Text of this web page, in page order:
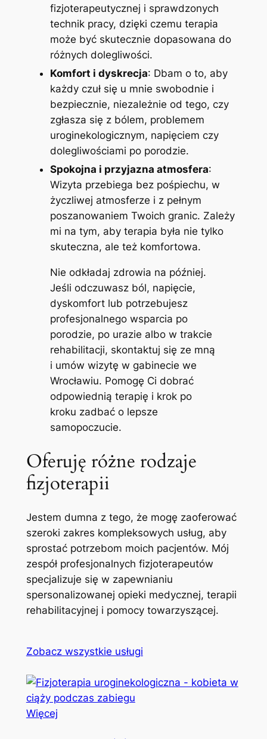
fizjoterapeutycznej i sprawdzonych
technik pracy, dzięki czemu terapia
może być skutecznie dopasowana do
różnych dolegliwości.
Komfort i dyskrecja: Dbam o to, aby
każdy czuł się u mnie swobodnie i
bezpiecznie, niezależnie od tego, czy
zgłasza się z bólem, problemem
uroginekologicznym, napięciem czy
dolegliwościami po porodzie.
Spokojna i przyjazna atmosfera:
Wizyta przebiega bez pośpiechu, w
życzliwej atmosferze i z pełnym
poszanowaniem Twoich granic. Zależy
mi na tym, aby terapia była nie tylko
skuteczna, ale też komfortowa.
Nie odkładaj zdrowia na później.
Jeśli odczuwasz ból, napięcie,
dyskomfort lub potrzebujesz
profesjonalnego wsparcia po
porodzie, po urazie albo w trakcie
rehabilitacji, skontaktuj się ze mną
i umów wizytę w gabinecie we
Wrocławiu. Pomogę Ci dobrać
odpowiednią terapię i krok po
kroku zadbać o lepsze
samopoczucie.
Oferuję różne rodzaje
fizjoterapii
Jestem dumna z tego, że mogę zaoferować
szeroki zakres kompleksowych usług, aby
sprostać potrzebom moich pacjentów. Mój
zespół profesjonalnych fizjoterapeutów
specjalizuje się w zapewnianiu
spersonalizowanej opieki medycznej, terapii
rehabilitacyjnej i pomocy towarzyszącej.
Zobacz wszystkie usługi
Więcej